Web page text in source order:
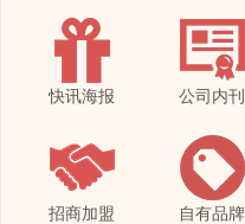
快讯海报 公司内刊
招商加盟 自有品牌